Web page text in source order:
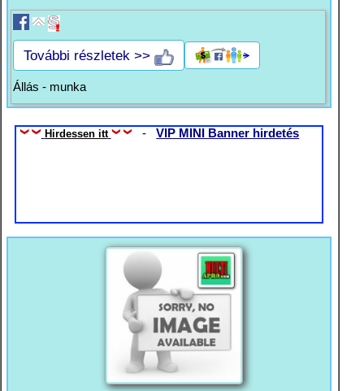
További részletek >>
Állás - munka
Hirdessen itt -VIP MINI Banner hirdetés